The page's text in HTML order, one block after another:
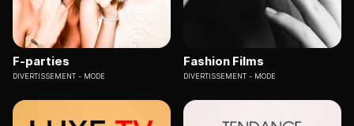
F-parties
DIVERTISSEMENT MODE
Fashion Films
DIVERTISSEMENT MODE